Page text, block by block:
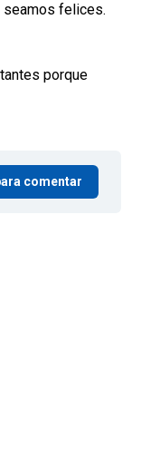
seamos felices.
porque
comentar